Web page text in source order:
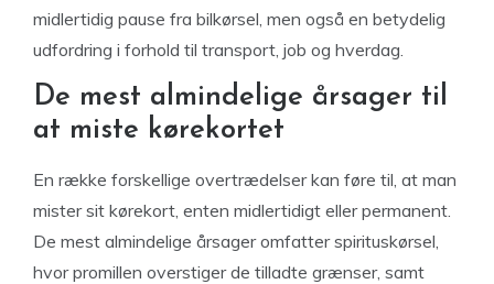
midlertidig pause fra bilkørsel, men også en betydelig
udfordring i forhold til transport, job og hverdag.
De mest almindelige årsager til
at miste kørekortet
En række forskellige overtrædelser kan føre til, at man
mister sit kørekort, enten midlertidigt eller permanent.
De mest almindelige årsager omfatter spirituskørsel,
hvor promillen overstiger de tilladte grænser, samt